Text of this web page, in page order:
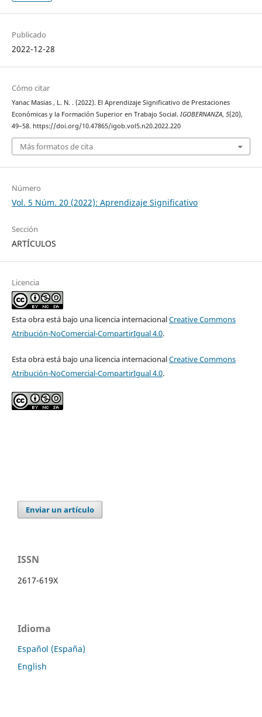
Publicado
2022-12-28
Cómo citar
Yanac Masias , L. N. . (2022). El Aprendizaje Significativo de Prestaciones
Económicas y la Formación Superior en Trabajo Social. IGOBERNANZA, 5(20),
49–58. https://doi.org/10.47865/igob.vol5.n20.2022.220
Más formatos de cita
Número
Vol. 5 Núm. 20 (2022): Aprendizaje Significativo
Sección
ARTÍCULOS
Licencia
Esta obra está bajo una licencia internacionalCreative Commons
Atribución-NoComercial-CompartirIgual 4.0.
Esta obra está bajo una licencia internacionalCreative Commons
Atribución-NoComercial-CompartirIgual 4.0.
Enviar un artículo
ISSN
2617-619X
Idioma
Español (España)
English